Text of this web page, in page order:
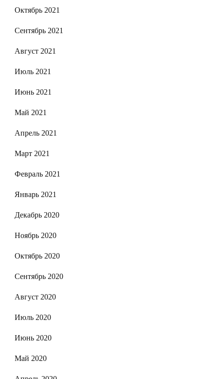
Октябрь 2021
Сентябрь 2021
Август 2021
Июль 2021
Июнь 2021
Май 2021
Апрель 2021
Март 2021
Февраль 2021
Январь 2021
Декабрь 2020
Ноябрь 2020
Октябрь 2020
Сентябрь 2020
Август 2020
Июль 2020
Июнь 2020
Май 2020